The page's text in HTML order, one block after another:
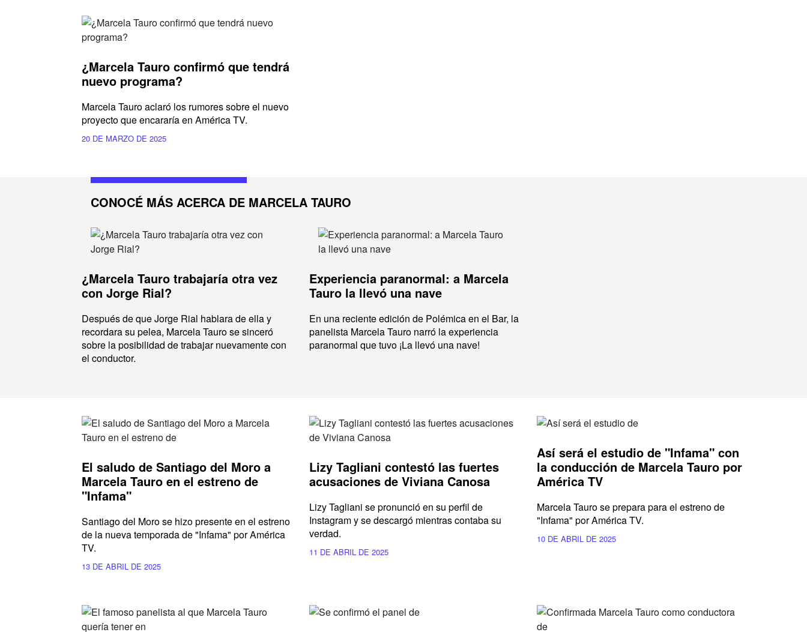
¿Marcela Tauro confirmó que tendrá
nuevo programa?
Marcela Tauro aclaró los rumores sobre el nuevo
proyecto que encararía en América TV.
20 DE MARZO DE 2025
CONOCÉ MÁS ACERCA DE MARCELA TAURO
¿Marcela Tauro trabajaría otra vez
con Jorge Rial?
Después de que Jorge Rial hablara de ella y
recordara su pelea, Marcela Tauro se sinceró
sobre la posibilidad de trabajar nuevamente con
el conductor.
Experiencia paranormal: a Marcela
Tauro la llevó una nave
En una reciente edición de Polémica en el Bar, la
panelista Marcela Tauro narró la experiencia
paranormal que tuvo ¡La llevó una nave!
El saludo de Santiago del Moro a
Marcela Tauro en el estreno de
"Infama"
Santiago del Moro se hizo presente en el estreno
de la nueva temporada de "Infama" por América
TV.
13 DE ABRIL DE 2025
Lizy Tagliani contestó las fuertes
acusaciones de Viviana Canosa
Lizy Tagliani se pronunció en su perfil de
Instagram y se descargó mientras contaba su
verdad.
11 DE ABRIL DE 2025
Así será el estudio de "Infama" con
la conducción de Marcela Tauro por
América TV
Marcela Tauro se prepara para el estreno de
"Infama" por América TV.
10 DE ABRIL DE 2025